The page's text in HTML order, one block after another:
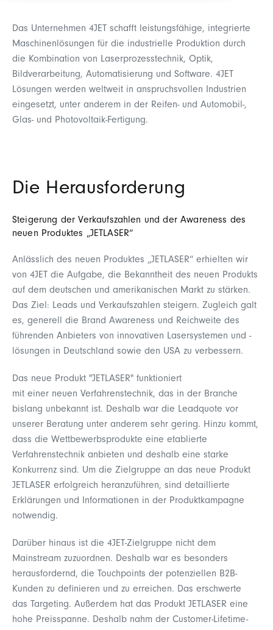
Das Unternehmen 4JET schafft leistungsfähige, integrierte
Maschinenlösungen für die industrielle Produktion durch
die Kombination von Laserprozesstechnik, Optik,
Bildverarbeitung, Automatisierung und Software. 4JET
Lösungen werden weltweit in anspruchsvollen Industrien
eingesetzt, unter anderem in der Reifen- und Automobil-,
Glas- und Photovoltaik-Fertigung.
Die Herausforderung
Steigerung der Verkaufszahlen und der Awareness des
neuen Produktes „JETLASER“
Anlässlich des neuen Produktes „JETLASER“ erhielten wir
von 4JET die Aufgabe, die Bekanntheit des neuen Produkts
auf dem deutschen und amerikanischen Markt zu stärken.
Das Ziel: Leads und Verkaufszahlen steigern. Zugleich galt
es, generell die Brand Awareness und Reichweite des
führenden Anbieters von innovativen Lasersystemen und -
lösungen in Deutschland sowie den USA zu verbessern.
Das neue Produkt "JETLASER" funktioniert
mit einer neuen Verfahrenstechnik, das in der Branche
bislang unbekannt ist. Deshalb war die Leadquote vor
unserer Beratung unter anderem sehr gering. Hinzu kommt,
dass die Wettbewerbsprodukte eine etablierte
Verfahrenstechnik anbieten und deshalb eine starke
Konkurrenz sind. Um die Zielgruppe an das neue Produkt
JETLASER erfolgreich heranzuführen, sind detaillierte
Erklärungen und Informationen in der Produktkampagne
notwendig.
Darüber hinaus ist die 4JET-Zielgruppe nicht dem
Mainstream zuzuordnen. Deshalb war es besonders
herausfordernd, die Touchpoints der potenziellen B2B-
Kunden zu definieren und zu erreichen. Das erschwerte
das Targeting. Außerdem hat das Produkt JETLASER eine
hohe Preisspanne. Deshalb nahm der Customer-Lifetime-